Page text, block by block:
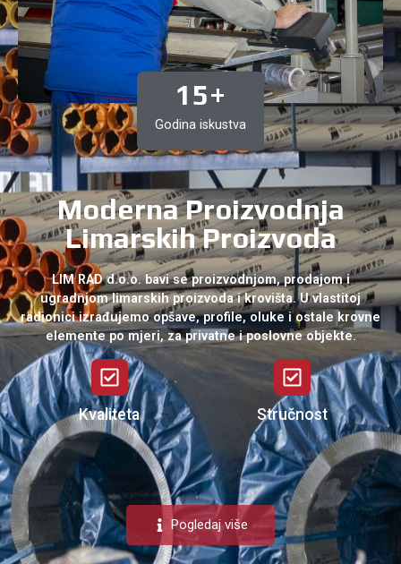
Godina iskustva
15+
Moderna Proizvodnja
Limarskih Proizvoda
LIM RAD d.o.o. bavi se proizvodnjom, prodajom i
ugradnjom limarskih proizvoda i krovišta. U vlastitoj
radionici izrađujemo opšave, profile, oluke i ostale krovne
elemente po mjeri, za privatne i poslovne objekte.
Kvaliteta Stručnost
Pogledaj više